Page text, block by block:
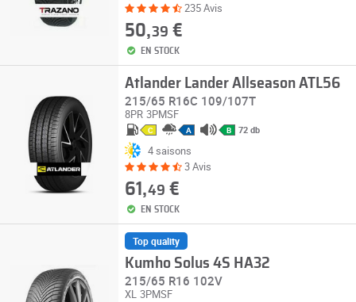
235 Avis
50,39 €
EN STOCK
Atlander Lander Allseason ATL56
215/65 R16C 109/107T
8PR 3PMSF
C A B 72 db
4 saisons
3 Avis
61,49 €
EN STOCK
Top quality
Kumho Solus 4S HA32
215/65 R16 102V
XL 3PMSF